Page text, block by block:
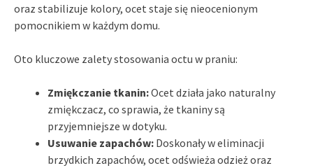
oraz stabilizuje kolory, ocet staje się nieocenionym
pomocnikiem w każdym domu.
Oto kluczowe zalety stosowania octu w praniu:
Zmiękczanie tkanin:Ocet działa jako naturalny
zmiękczacz, co sprawia, że tkaniny są
przyjemniejsze w dotyku.
Usuwanie zapachów: Doskonały w eliminacji
brzydkich zapachów, ocet odświeża odzież oraz